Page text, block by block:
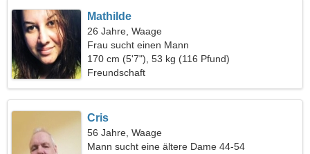
Mathilde
26 Jahre, Waage
Frau sucht einen Mann
170 cm (5'7"), 53 kg (116 Pfund)
Freundschaft
Cris
56 Jahre, Waage
Mann sucht eine ältere Dame 44-54